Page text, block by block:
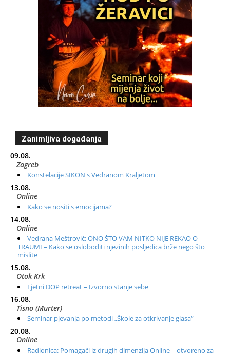
Zanimljiva događanja
09.08.
Zagreb
Konstelacije SIKON s Vedranom Kraljetom
13.08.
Online
Kako se nositi s emocijama?
14.08.
Online
Vedrana Meštrović: ONO ŠTO VAM NITKO NIJE REKAO O
TRAUMI – Kako se osloboditi njezinih posljedica brže nego što
mislite
15.08.
Otok Krk
Ljetni DOP retreat – Izvorno stanje sebe
16.08.
Tisno (Murter)
Seminar pjevanja po metodi „Škole za otkrivanje glasa“
20.08.
Online
Radionica: Pomagači iz drugih dimenzija Online – otvoreno za